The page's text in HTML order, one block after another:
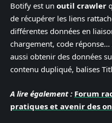
Botify est un outil crawler
de récupérer les liens
différentes données en
chargement, code
aussi obtenir des données
contenu dupliqué, balises
A lire également : Forum
pratiques et avenir des